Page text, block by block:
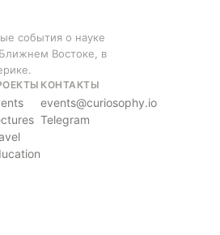
события о науке
Востоке, в
КОНТАКТЫ
events@curiosophy.io
Telegram